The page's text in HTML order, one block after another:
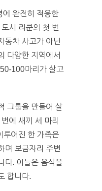
에 완전히 적응한
시 라쿤의 첫 번
동차 사고가 아닌
다양한 지역에서
100마리가 살고
그룹을 만들어 살
에 새끼 세 마리
루어진 한 가족은
며 보금자리 주변
다. 이들은 음식을
합니다.